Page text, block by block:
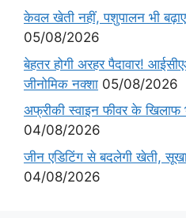
केवल खेती नहीं, पशुपालन भी
05/08/2026
बेहतर होगी अरहर पैदावार!
जीनोमिक नक्शा 05/08/2026
अफ्रीकी स्वाइन फीवर के खिलाफ
04/08/2026
जीन एडिटिंग से बदलेगी खेती,
04/08/2026